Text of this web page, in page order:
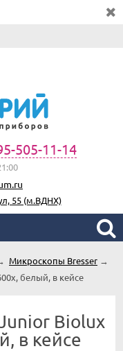
505-11-14
55 (м.ВДНХ)
Микроскопы Bresser →
белый, в кейсе
Biolux
в кейсе